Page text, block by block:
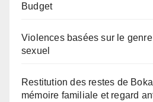
Budget
Violences basées sur le
sexuel
Restitution des restes de
mémoire familiale et regard